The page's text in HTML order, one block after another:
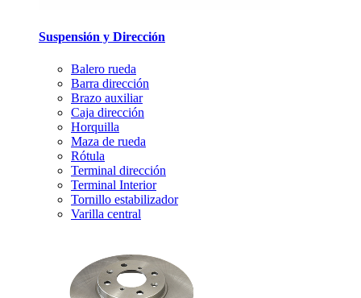
Suspensión y Dirección
Balero rueda
Barra dirección
Brazo auxiliar
Caja dirección
Horquilla
Maza de rueda
Rótula
Terminal dirección
Terminal Interior
Tornillo estabilizador
Varilla central